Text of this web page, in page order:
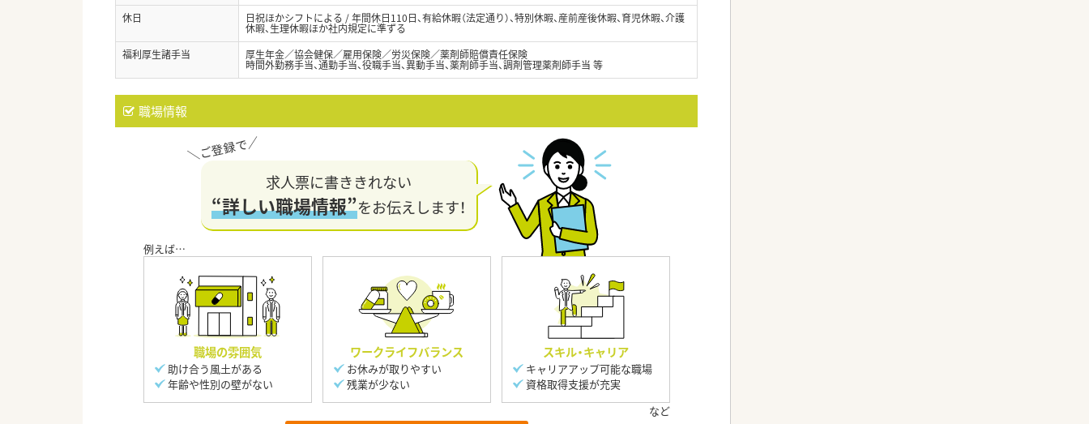
休日
日祝ほかシフトによる / 年間休日110日、有給休暇（法定通り）、特別休暇、産前産後休暇、育児休暇、介護
休暇、生理休暇ほか社内規定に準ずる
福利厚生諸手当
厚生年金／協会健保／雇用保険／労災保険／薬剤師賠償責任保険
時間外勤務手当、通勤手当、役職手当、異動手当、薬剤師手当、調剤管理薬剤師手当 等
職場情報
求人票に書ききれない
“詳しい職場情報”をお伝えします！
職場の雰囲気
助け合う風土がある
年齢や性別の壁がない
ワークライフバランス
お休みが取りやすい
残業が少ない
スキル・キャリア
キャリアアップ可能な職場
資格取得支援が充実